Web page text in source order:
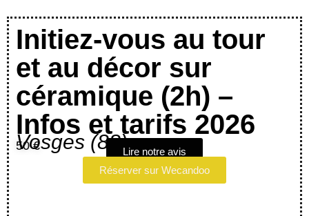
Initiez-vous au tour
et au décor sur
céramique (2h) –
Infos et tarifs 2026
Vosges (88)
50 €
Lire notre avis
Réserver sur Wecandoo